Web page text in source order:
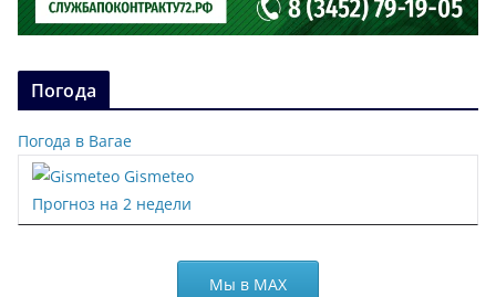
Погода
Погода в Вагае
Gismeteo
Прогноз на 2 недели
Мы в МАХ